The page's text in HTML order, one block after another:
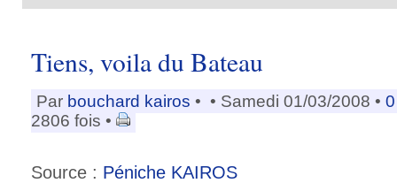
Tiens, voila du Bateau
Par bouchard kairos • • Samedi 01/03/2008 •
2806 fois •
Source : Péniche KAIROS